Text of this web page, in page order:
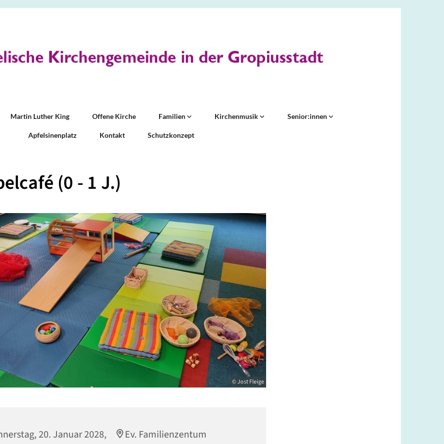
Martin Luther King Offene Kirche Familien Kirchenmusik Senior:innen
Apfelsinenplatz Kontakt Schutzkonzept
(0 - 1 J.)
© Jost Fleige
20. Januar 2028,
Ev. Familienzentum